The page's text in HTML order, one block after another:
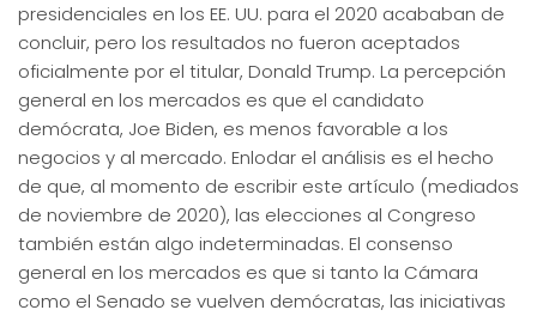
presidenciales en los EE. UU. para el 2020 acababan de
concluir, pero los resultados no fueron aceptados
oficialmente por el titular, Donald Trump. La percepción
general en los mercados es que el candidato
demócrata, Joe Biden, es menos favorable a los
negocios y al mercado. Enlodar el análisis es el hecho
de que, al momento de escribir este artículo (mediados
de noviembre de 2020), las elecciones al Congreso
también están algo indeterminadas. El consenso
general en los mercados es que si tanto la Cámara
como el Senado se vuelven demócratas, las iniciativas